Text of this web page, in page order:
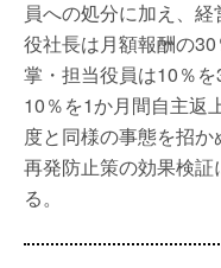
員への処分に加え、
役社長は月額報酬の
掌・担当役員は10％
10％を1か月間自主返
度と同様の事態を招
再発防止策の効果検
る。